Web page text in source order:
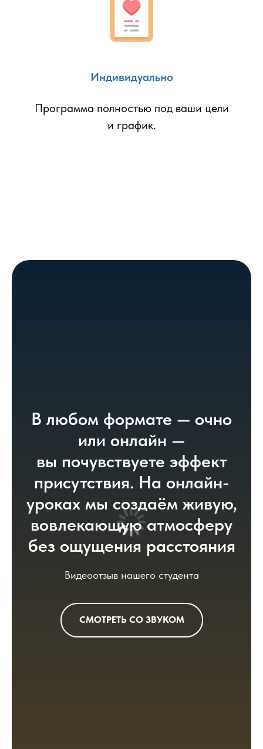
Индивидуально
Программа полностью под ваши цели
и график.
В любом формате — очно
или онлайн —
вы почувствуете эффект
присутствия. На онлайн-
уроках мы создаём живую,
вовлекающую атмосферу
без ощущения расстояния
Видеоотзыв нашего студента
СМОТРЕТЬ СО ЗВУКОМ